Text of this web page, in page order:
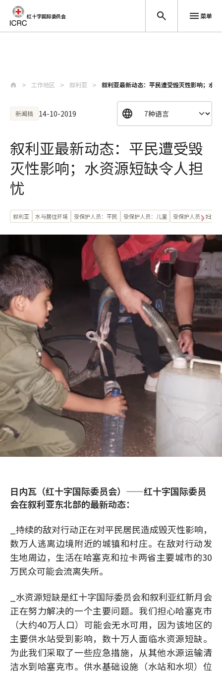
红十字国际委员会 菜单
工作地区 叙利亚 叙利亚最新动态：平民遭受毁灭性影响；水
新闻稿 14-10-2019
叙利亚最新动态：平民遭受毁
灭性影响；水资源短缺令人担
忧
叙利亚 水与居住环境 受保护人员：平民 受保护人员：儿童 受保护人员：妇女
日内瓦（红十字国际委员会）——红十字国际委员
会在叙利亚东北部的最新动态：
_持续的敌对行动正在对平民居民造成毁灭性影响，
数万人逃离边境附近的城镇和村庄。在敌对行动发
生地周边，生活在哈塞克和拉卡两省主要城市的30
万民众可能会流离失所。
_水资源短缺是红十字国际委员会和叙利亚红新月会
正在努力解决的一个主要问题。我们担心哈塞克市
（大约40万人口）可能会无水可用，因为该地区的
主要供水站受到影响，数十万人面临水资源短缺。
为此我们采取了一些应急措施，从其他水源运输清
洁水到哈塞克市。供水基础设施（水站和水坝）位